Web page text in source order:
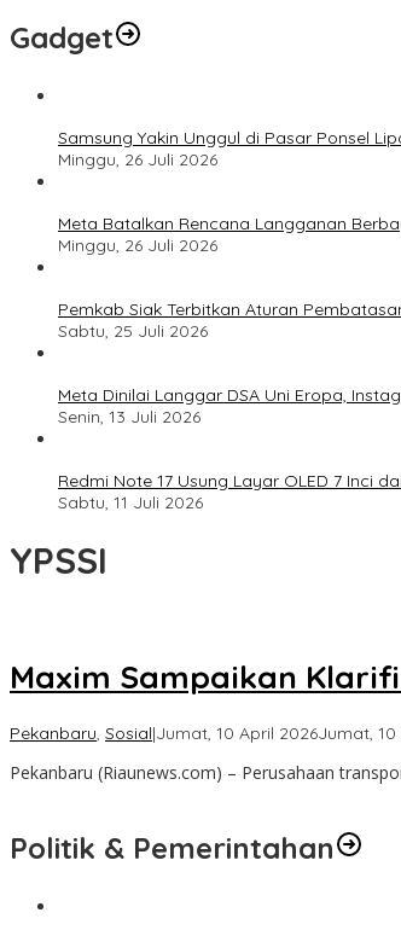
Gadget
Samsung Yakin Unggul di Pasar Ponsel
Minggu, 26 Juli 2026
Meta Batalkan Rencana Langganan
Minggu, 26 Juli 2026
Pemkab Siak Terbitkan Aturan
Sabtu, 25 Juli 2026
Meta Dinilai Langgar DSA Uni Eropa,
Senin, 13 Juli 2026
Redmi Note 17 Usung Layar OLED 7 Inci
Sabtu, 11 Juli 2026
YPSSI
Maxim Sampaikan
Pekanbaru, Sosial|Jumat, 10 April 2026Jumat, 10
Pekanbaru (Riaunews.com) – Perusahaan
Politik & Pemerintahan